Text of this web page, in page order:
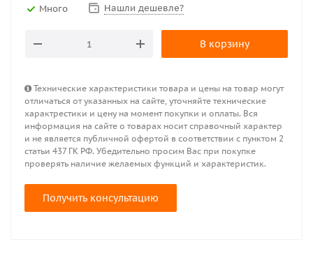
Много Нашли дешевле?
В корзину
Технические характеристики товара и цены на товар могут
отличаться от указанных на сайте, уточняйте технические
характрестики и цену на момент покупки и оплаты. Вся
информация на сайте о товарах носит справочный характер
и не является публичной офертой в соответствии с пунктом 2
статьи 437 ГК РФ. Убедительно просим Вас при покупке
проверять наличие желаемых функций и характеристик.
Получить консультацию